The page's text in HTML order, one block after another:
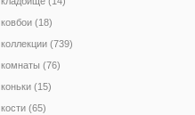
ковбои (18)
коллекции (739)
комнаты (76)
коньки (15)
кости (65)